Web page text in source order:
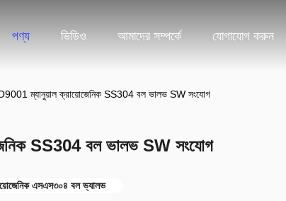
পণ্য ভিডিও আমাদের সম্পর্কে যোগাযোগ করুন
ম্যানুয়াল ক্রায়োজেনিক SS304 বল ভালভ SW সংযোগ
SS304 বল ভালভ SW সংযোগ
এসএস৩০৪ বল ভ্যালভ